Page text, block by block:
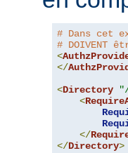
# Dans cet
# DOIVENT
<
</
<Directory
<
</
</Directory>